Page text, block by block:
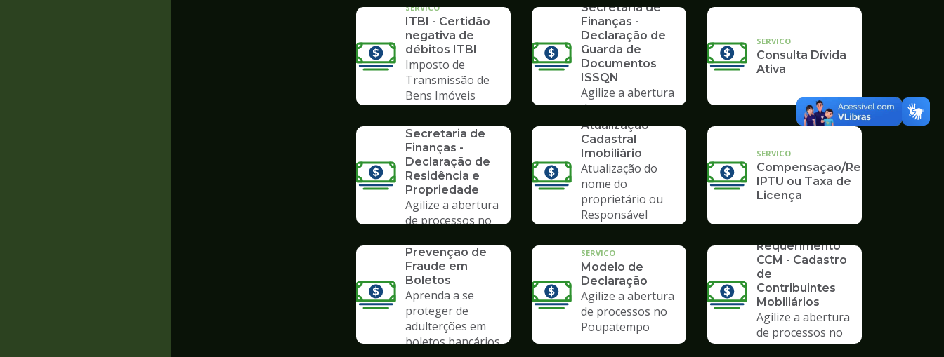
SERVICO
ITBI - Certidão
negativa de
débitos ITBI
Imposto de
Transmissão de
Bens Imóveis
Secretaria de
Finanças -
Declaração de
Guarda de
Documentos
ISSQN
Agilize a abertura
de processos no
Poupatempo
SERVICO
Consulta Dívida
Ativa
SERVICO
Secretaria de
Finanças -
Declaração de
Residência e
Propriedade
Agilize a abertura
de processos no
Atualização
Cadastral
Imobiliário
Atualização do
nome do
proprietário ou
Responsável
SERVICO
Compensação/Restituição
IPTU ou Taxa de
Licença
Prevenção de
Fraude em
Boletos
Aprenda a se
proteger de
adulterções em
boletos bancários
SERVICO
Modelo de
Declaração
Agilize a abertura
de processos no
Poupatempo
Requerimento
CCM - Cadastro
de
Contribuintes
Mobiliários
Agilize a abertura
de processos no
Poupatempo